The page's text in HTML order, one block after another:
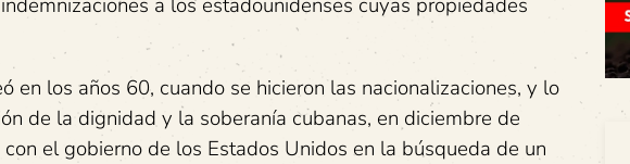
en los años 60, cuando se hicieron las nacionalizaciones, y lo
de la dignidad y la soberanía cubanas, en diciembre de
el gobierno de los Estados Unidos en la búsqueda de un